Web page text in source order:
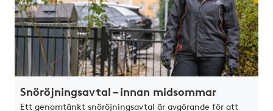
Snöröjningsavtal – innan midsommar
Ett genomtänkt snöröjningsavtal är avgörande för att